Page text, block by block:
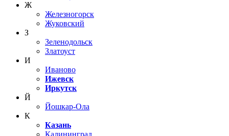
Ж
Железногорск
Жуковский
З
Зеленодольск
Златоуст
И
Иваново
Ижевск
Иркутск
Й
Йошкар-Ола
К
Казань